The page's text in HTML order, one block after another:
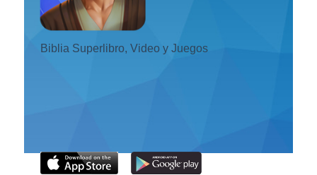
Biblia Superlibro, Video y Juegos